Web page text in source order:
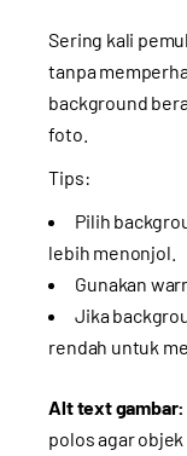
Sering kali
tanpa
background
foto.
Tips:
Pilih
lebih menonjol.
Gunakan
Jika
rendah untuk
Alt text gambar:
polos agar